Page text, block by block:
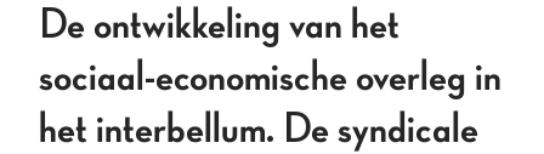
De ontwikkeling van het
sociaal-economische overleg in
het interbellum. De syndicale